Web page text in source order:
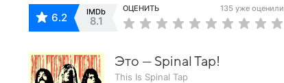
6.2 IMDb
8.1
ОЦЕНИТЬ 135 уже оценили
Это — Spinal Tap!
This Is Spinal Tap